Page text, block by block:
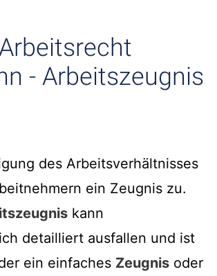
- Arbeitszeugnis
des Arbeitsverhältnisses
ein Zeugnis zu.
kann
detailliert ausfallen und ist
ein einfaches Zeugnis oder